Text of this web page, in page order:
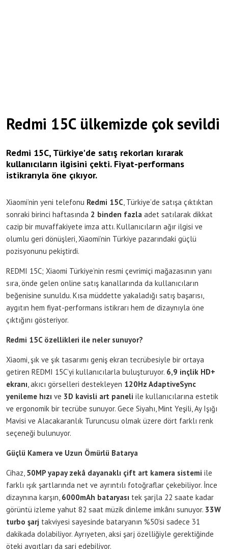
Redmi 15C ülkemizde çok sevildi
Redmi 15C, Türkiye'de satış rekorları kırarak
kullanıcıların ilgisini çekti. Fiyat-performans
istikrarıyla öne çıkıyor.
Xiaomi’nin yeni telefonu Redmi 15C , Türkiye’de satışa çıktıktan
sonraki birinci haftasında 2 binden fazla adet satılarak dikkat
cazip bir muvaffakiyete imza attı. Kullanıcıların ağır ilgisi ve
olumlu geri dönüşleri, Xiaomi’nin Türkiye pazarındaki güçlü
pozisyonunu pekiştirdi.
REDMI 15C; Xiaomi Türkiye’nin resmi çevrimiçi mağazasının yanı
sıra, önde gelen online satış kanallarında da kullanıcıların
beğenisine sunuldu. Kısa müddette yakaladığı satış başarısı,
aygıtın hem fiyat-performans istikrarı hem de dizaynıyla öne
çıktığını gösteriyor.
Redmi 15C özellikleri ile neler sunuyor?
Xiaomi, şık ve şık tasarımı geniş ekran tecrübesiyle bir ortaya
getiren REDMI 15C’yi kullanıcılarla buluşturuyor. 6,9 inçlik HD+
ekranı , akıcı görselleri destekleyen 120Hz AdaptiveSync
yenileme hızı ve 3D kavisli art paneli ile kullanıcılarına estetik
ve ergonomik bir tecrübe sunuyor. Gece Siyahı, Mint Yeşili, Ay Işığı
Mavisi ve Alacakaranlık Turuncusu olmak üzere dört farklı renk
seçeneği bulunuyor.
Güçlü Kamera ve Uzun Ömürlü Batarya
Cihaz, 50MP yapay zekâ dayanaklı çift art kamera sistemi ile
farklı ışık şartlarında net ve ayrıntılı fotoğraflar çekebiliyor. İnce
dizaynına karşın, 6000mAh bataryası tek şarjla 22 saate kadar
görüntü izleme yahut 82 saat müzik dinleme imkânı sunuyor. 33W
turbo şarj takviyesi sayesinde bataryanın %50’si sadece 31
dakikada dolabiliyor. Ayrıyeten, aksi şarj özelliğiyle gerektiğinde
öteki aygıtları da şarj edebiliyor.